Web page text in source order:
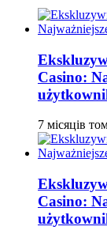
Casino:
7 місяців
Casino: